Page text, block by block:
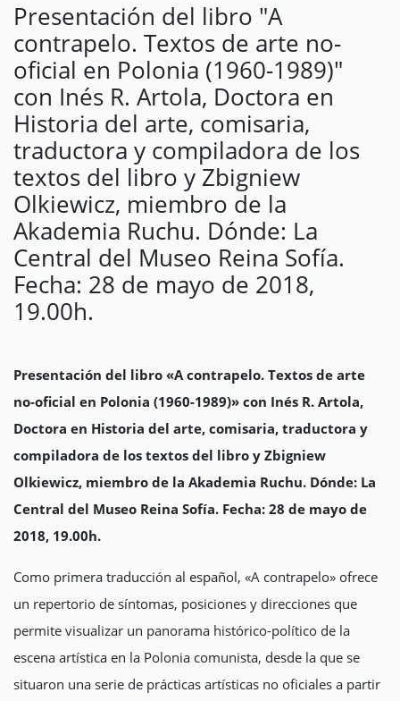
Presentación del libro "A
contrapelo. Textos de arte no-
oficial en Polonia (1960-1989)"
con Inés R. Artola, Doctora en
Historia del arte, comisaria,
traductora y compiladora de los
textos del libro y Zbigniew
Olkiewicz, miembro de la
Akademia Ruchu. Dónde: La
Central del Museo Reina Sofía.
Fecha: 28 de mayo de 2018,
19.00h.
Presentación del libro «A contrapelo. Textos de arte
no-oficial en Polonia (1960-1989)» con Inés R. Artola,
Doctora en Historia del arte, comisaria, traductora y
compiladora de los textos del libro y Zbigniew
Olkiewicz, miembro de la Akademia Ruchu. Dónde: La
Central del Museo Reina Sofía. Fecha: 28 de mayo de
2018, 19.00h.
Como primera traducción al español, «A contrapelo» ofrece
un repertorio de síntomas, posiciones y direcciones que
permite visualizar un panorama histórico-político de la
escena artística en la Polonia comunista, desde la que se
situaron una serie de prácticas artísticas no oficiales a partir